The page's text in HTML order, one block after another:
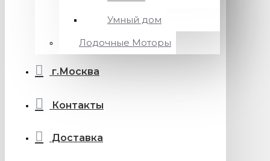
Умный дом
Лодочные Моторы
г.Москва
Контакты
Доставка